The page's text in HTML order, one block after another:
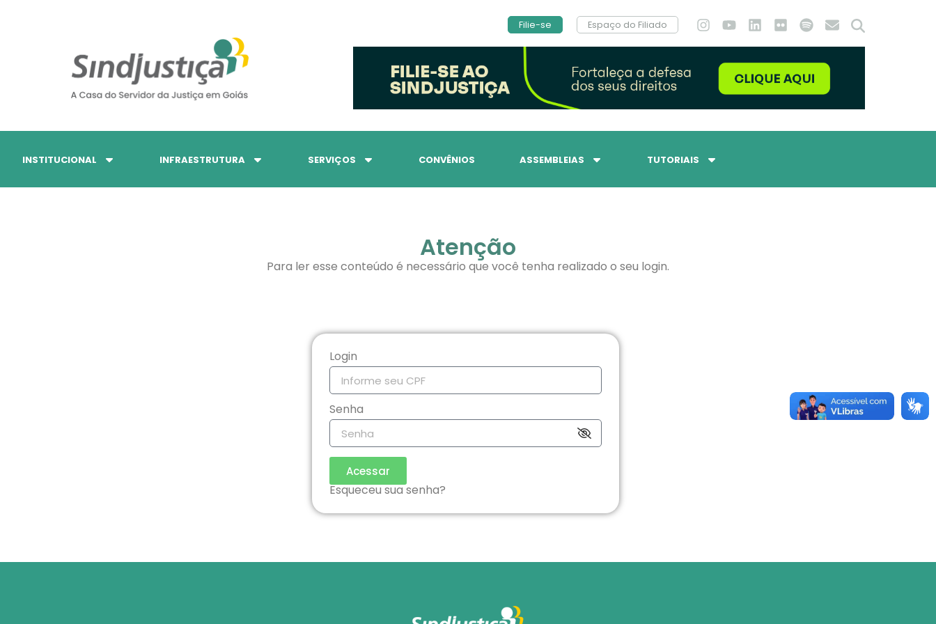
Filie-se Espaço do Filiado
INSTITUCIONAL INFRAESTRUTURA SERVIÇOS CONVÊNIOS ASSEMBLEIAS TUTORIAIS
Atenção
Para ler esse conteúdo é necessário que você tenha realizado o seu login.
Login
Senha
Acessar
Esqueceu sua senha?